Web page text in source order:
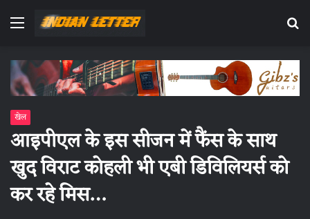
Menu
खेल
आइपीएल के इस सीजन में फैंस के साथ
खुद विराट कोहली भी एबी डिविलियर्स को
कर रहे मिस…